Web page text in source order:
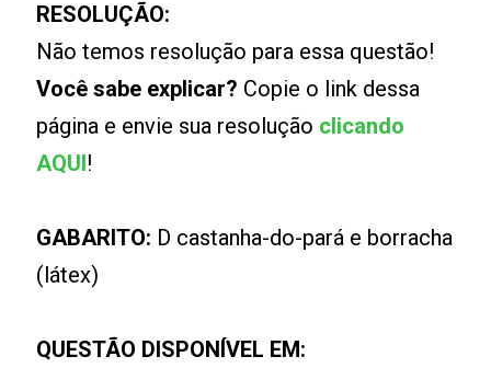
RESOLUÇÃO:
Não temos resolução para essa questão!
Você sabe explicar? Copie o link dessa
página e envie sua resolução clicando
AQUI!
GABARITO: D castanha-do-pará e borracha
(látex)
QUESTÃO DISPONÍVEL EM: